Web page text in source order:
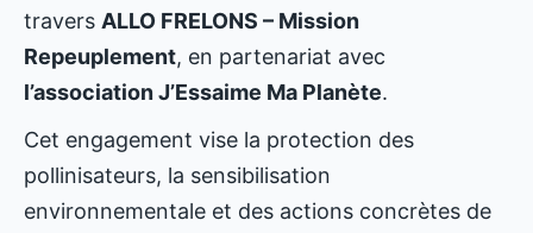
travers ALLO FRELONS – Mission
Repeuplement, en partenariat avec
l’association J’Essaime Ma Planète.
Cet engagement vise la protection des
pollinisateurs, la sensibilisation
environnementale et des actions concrètes de